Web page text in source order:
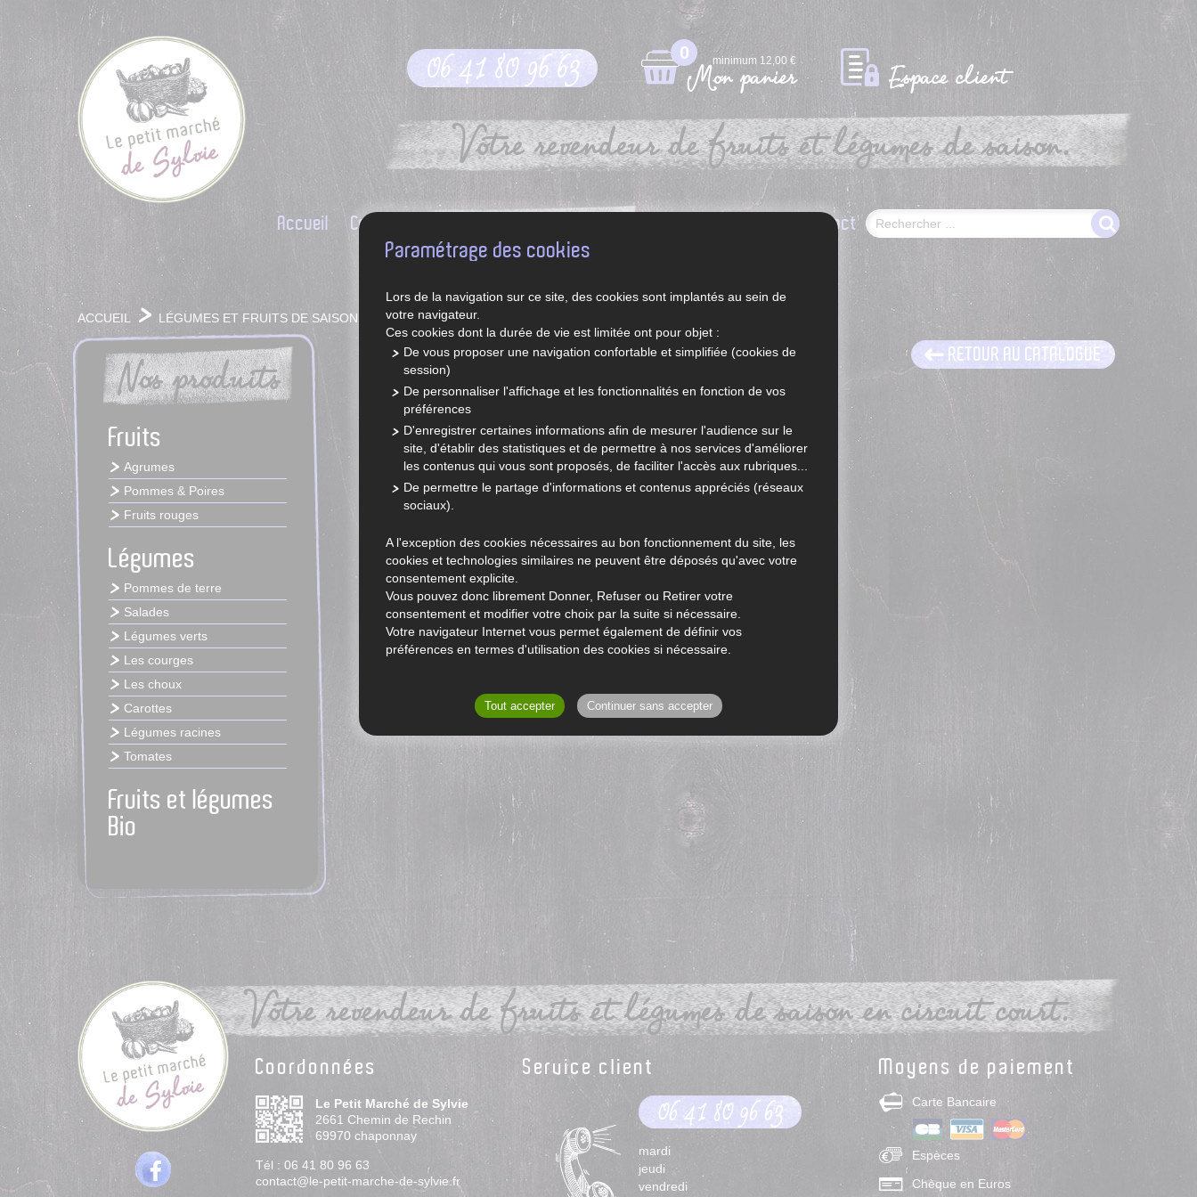
06 41 80 96 63
0 minimum 12,00 €
Mon panier Espace client
Votre revendeur de fruits et légumes de saison.
Accueil Concept Contact
ACCUEIL LÉGUMES ET FRUITS DE SAISON
Nos produits
Fruits
Agrumes
Pommes & Poires
Fruits rouges
Légumes
Pommes de terre
Salades
Légumes verts
Les courges
Les choux
Carottes
Légumes racines
Tomates
Fruits et légumes
Bio
RETOUR AU CATALOGUE
Votre revendeur de fruits et légumes de saison en circuit court.
Coordonnées
Le Petit Marché de Sylvie
2661 Chemin de Rechin
69970 chaponnay
Tél : 06 41 80 96 63
contact@le-petit-marche-de-sylvie.fr
Service client
06 41 80 96 63
mardi
jeudi
vendredi
Moyens de paiement
Carte Bancaire
Espèces
Chèque en Euros
Paramétrage des cookies
Lors de la navigation sur ce site, des cookies sont implantés au sein de
votre navigateur.
Ces cookies dont la durée de vie est limitée ont pour objet :
De vous proposer une navigation confortable et simplifiée (cookies de
session)
De personnaliser l'affichage et les fonctionnalités en fonction de vos
préférences
D'enregistrer certaines informations afin de mesurer l'audience sur le
site, d'établir des statistiques et de permettre à nos services d'améliorer
les contenus qui vous sont proposés, de faciliter l'accès aux rubriques...
De permettre le partage d'informations et contenus appréciés (réseaux
sociaux).
A l'exception des cookies nécessaires au bon fonctionnement du site, les
cookies et technologies similaires ne peuvent être déposés qu'avec votre
consentement explicite.
Vous pouvez donc librement Donner, Refuser ou Retirer votre
consentement et modifier votre choix par la suite si nécessaire.
Votre navigateur Internet vous permet également de définir vos
préférences en termes d'utilisation des cookies si nécessaire.
Tout accepter Continuer sans accepter